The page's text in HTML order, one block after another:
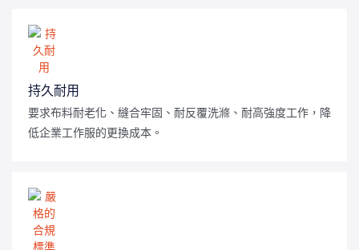
持久耐用
要求布料耐老化、縫合牢固、耐反覆洗滌、耐高強度工作，降
低企業工作服的更換成本。